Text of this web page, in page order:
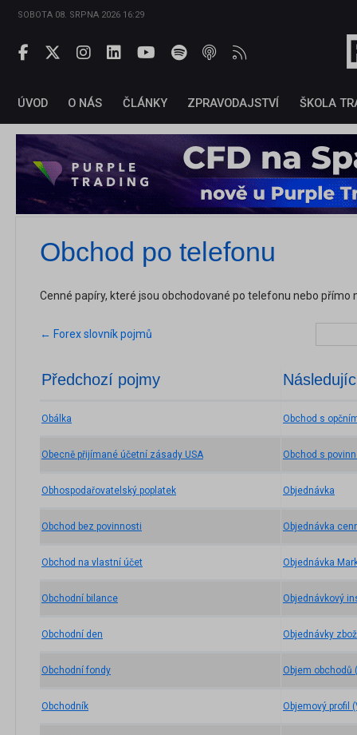
SOBOTA 08. SRPNA 2026 16:29
ÚVOD O NÁS ČLÁNKY ZPRAVODAJSTVÍ ŠKOLA
Obchod po telefonu
Cenné papíry, které jsou obchodované po telefonu nebo přímo
← Forex slovník pojmů
Předchozí pojmy
Obálka
Obecně přijímané účetní zásady USA
Obhospodařovatelský poplatek
Obchod bez povinnosti
Obchod na vlastní účet
Obchodní bilance
Obchodní den
Obchodní fondy
Obchodník
Obchod s
Obchod s
Objednávka
Objednávka
Objednávka
Objednávkový
Objednávky
Objem obchodů
Objemový profil